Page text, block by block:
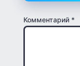
Комментарий *